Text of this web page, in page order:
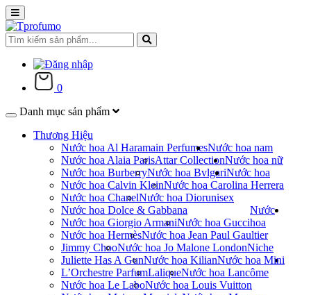
0
Danh mục sản phẩm
Thương Hiệu
Nước hoa Al Haramain Perfumes
Nước hoa Alaia ParisAttar Collection
Nước hoa BurberryNước hoa Bvlgari
Nước hoa Calvin KleinNước hoa Carolina Herrera
Nước hoa ChanelNước hoa Dior
Nước hoa Dolce & Gabbana
Nước hoa Giorgio ArmaniNước hoa Gucci
Nước hoa HermèsNước hoa Jean Paul Gaultier
Jimmy ChooNước hoa Jo Malone London
Juliette Has A GunNước hoa Kilian
L’Orchestre ParfumLaliqueNước hoa Lancôme
Nước hoa Le LaboNước hoa Louis Vuitton
Nước hoa nam
Nước hoa nữ
Nước hoa
unisex
Nước
hoa
Niche
Nước hoa Mini